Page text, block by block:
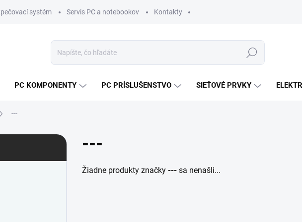
systém Servis PC a notebookov Kontakty
Hľadať
PC KOMPONENTY PC PRÍSLUŠENSTVO SIEŤOVÉ PRVKY
---
---
Žiadne produkty značky --- sa nenašli...